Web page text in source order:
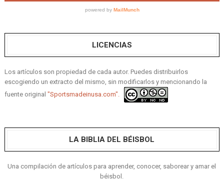
LICENCIAS
Los artículos son propiedad de cada autor. Puedes distribuirlos
escogiendo un extracto del mismo, sin modificarlos y mencionando la
fuente original "Sportsmadeinusa.com".
LA BIBLIA DEL BÉISBOL
Una compilación de artículos para aprender, conocer, saborear y amar el
béisbol.